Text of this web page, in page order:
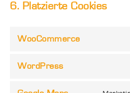
6. Platzierte Cookies
WooCommerce
WordPress